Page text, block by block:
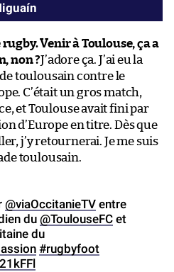
Venir à Toulouse, ça a
non ?J’adore ça. J’ai eu la
toulousain contre le
C’était un gros match,
et Toulouse avait fini par
d’Europe en titre. Dès que
j’y retournerai. Je me suis
toulousain.
@viaOccitanieTV entre
du @ToulouseFC et
du
#rugbyfoot